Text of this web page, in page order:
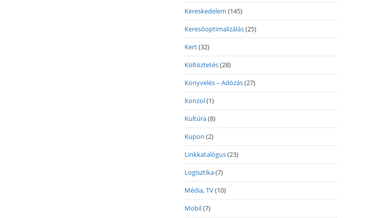
Kereskedelem (145)
Keresőoptimalizálás(25)
Kert(32)
Költöztetés(28)
Könyvelés – Adózás(27)
Konzol(1)
Kultúra(8)
Kupon (2)
Linkkatalógus(23)
Logisztika(7)
Média, TV(10)
Mobil(7)